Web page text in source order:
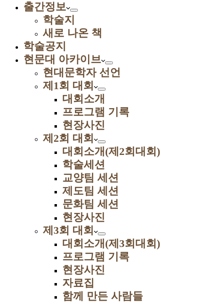
출간정보
학술지
새로 나온 책
학술공지
현문대 아카이브
현대문학자 선언
제1회 대회
대회소개
프로그램 기록
현장사진
제2회 대회
대회소개(제2회대회)
학술세션
교양팀 세션
제도팀 세션
문화팀 세션
현장사진
제3회 대회
대회소개(제3회대회)
프로그램 기록
현장사진
자료집
함께 만든 사람들